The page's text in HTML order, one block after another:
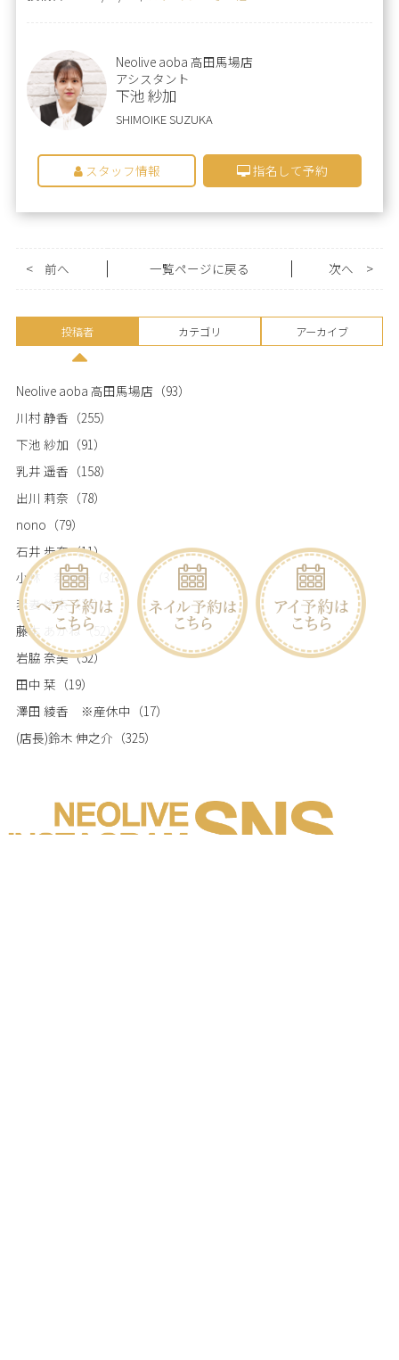
Neolive aoba 高田馬場店
アシスタント
下池 紗加
SHIMOIKE SUZUKA
スタッフ情報 指名して予約
< 前へ 一覧ページに戻る >
次へ
投稿者 カテゴリ アーカイブ
Neolive aoba 高田馬場店 （93）
川村 静香 （255）
下池 紗加 （91）
乳井 遥香 （158）
出川 莉奈 （78）
nono （79）
石井 歩奈（11）
小林 奈々美
（31）
我妻 怜奈（18）
藤本 あかね （52）
岩脇 奈美（52）
田中 栞 （19）
澤田 綾香 ※産休中 （17）
(店長)鈴木 伸之介 （325）